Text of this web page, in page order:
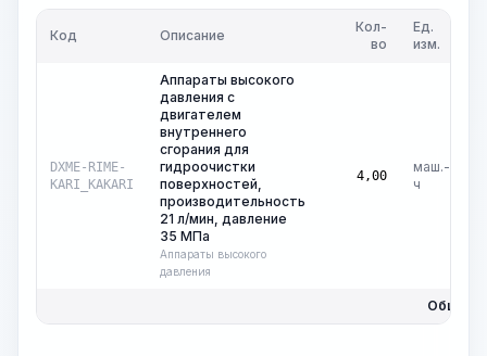
Код Описание
Кол-
во
Ед.
изм.
DXME-RIME-
KARI_KAKARI
Аппараты высокого
давления с
двигателем
внутреннего
сгорания для
гидроочистки
поверхностей,
производительность
21 л/мин, давление
35 МПа
Аппараты высокого
давления
4,00
маш.-
ч
Общая